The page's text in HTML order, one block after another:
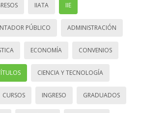
IIATA IIE
PÚBLICO ADMINISTRACIÓN
ECONOMÍA CONVENIOS
CIENCIA Y TECNOLOGÍA
CURSOS INGRESO GRADUADOS